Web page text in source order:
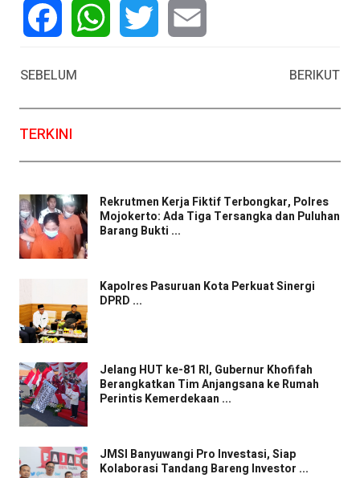
SEBELUM
BERIKUT
TERKINI
Rekrutmen Kerja Fiktif Terbongkar, Polres
Mojokerto: Ada Tiga Tersangka dan Puluhan
Barang Bukti ...
Kapolres Pasuruan Kota Perkuat Sinergi
DPRD ...
Jelang HUT ke-81 RI, Gubernur Khofifah
Berangkatkan Tim Anjangsana ke Rumah
Perintis Kemerdekaan ...
JMSI Banyuwangi Pro Investasi, Siap
Kolaborasi Tandang Bareng Investor ...